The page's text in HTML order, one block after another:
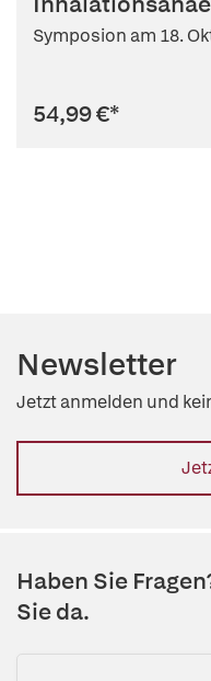
Symposion am 18.
54,99 €*
Newsletter
Jetzt anmelden und
Haben Sie
Sie da.